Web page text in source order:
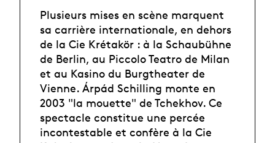
Plusieurs mises en scène marquent
sa carrière internationale, en dehors
de la Cie Krétakör : à la Schaubühne
de Berlin, au Piccolo Teatro de Milan
et au Kasino du Burgtheater de
Vienne. Árpád Schilling monte en
2003 "la mouette" de Tchekhov. Ce
spectacle constitue une percée
incontestable et confère à la Cie